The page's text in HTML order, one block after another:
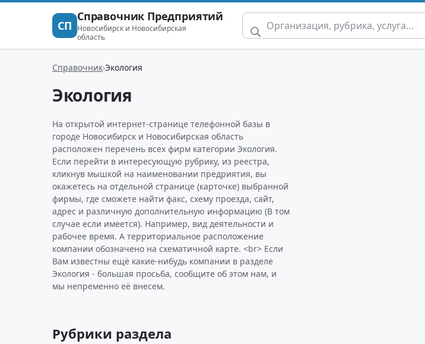
СП
Справочник Предприятий
Новосибирск и Новосибирская
область
Справочник Экология
Экология
На открытой интернет-странице телефонной базы в
городе Новосибирск и Новосибирская область
расположен перечень всех фирм категории Экология.
Если перейти в интересующую рубрику, из реестра,
кликнув мышкой на наименовании предриятия, вы
окажетесь на отдельной странице (карточке) выбранной
фирмы, где сможете найти факс, схему проезда, сайт,
адрес и различную дополнительную информацию (В том
случае если имеется). Например, вид деятельности и
рабочее время. А территориальное расположение
компании обозначено на схематичной карте. <br> Если
Вам известны ещё какие-нибудь компании в разделе
Экология - большая просьба, сообщите об этом нам, и
мы непременно её внесем.
Рубрики раздела